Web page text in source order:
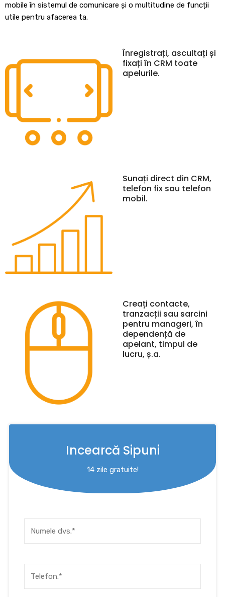
mobile în sistemul de comunicare și o multitudine de funcții
utile pentru afacerea ta.
Înregistrați, ascultați și
fixați în CRM toate
apelurile.
Sunați direct din CRM,
telefon fix sau telefon
mobil.
Creați contacte,
tranzacții sau sarcini
pentru manageri, în
dependență de
apelant, timpul de
lucru, ș.a.
Incearcă Sipuni
14 zile gratuite!